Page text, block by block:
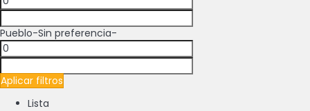
Pueblo-Sin preferencia-
Aplicar filtros
Lista